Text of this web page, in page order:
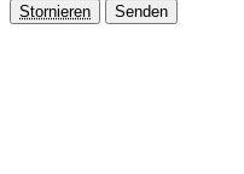
Stornieren Senden